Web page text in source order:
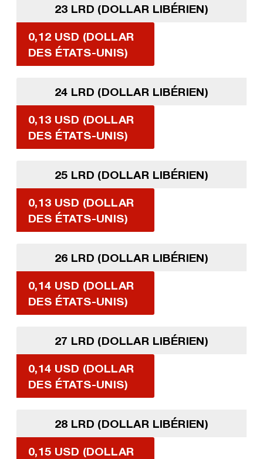
23 LRD (DOLLAR LIBÉRIEN)
0,12 USD (DOLLAR
DES ÉTATS-UNIS)
24 LRD (DOLLAR LIBÉRIEN)
0,13 USD (DOLLAR
DES ÉTATS-UNIS)
25 LRD (DOLLAR LIBÉRIEN)
0,13 USD (DOLLAR
DES ÉTATS-UNIS)
26 LRD (DOLLAR LIBÉRIEN)
0,14 USD (DOLLAR
DES ÉTATS-UNIS)
27 LRD (DOLLAR LIBÉRIEN)
0,14 USD (DOLLAR
DES ÉTATS-UNIS)
28 LRD (DOLLAR LIBÉRIEN)
0,15 USD (DOLLAR